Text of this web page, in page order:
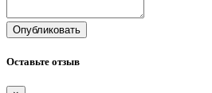
Опубликовать
Оставьте отзыв